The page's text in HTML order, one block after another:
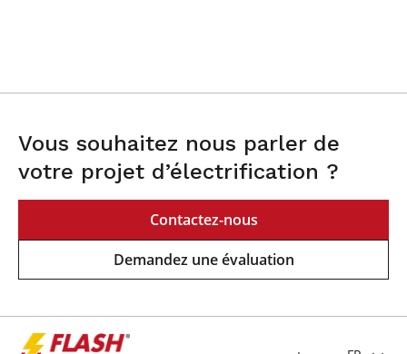
Vous souhaitez nous parler de
votre projet d’électrification ?
Contactez-nous
Demandez une évaluation